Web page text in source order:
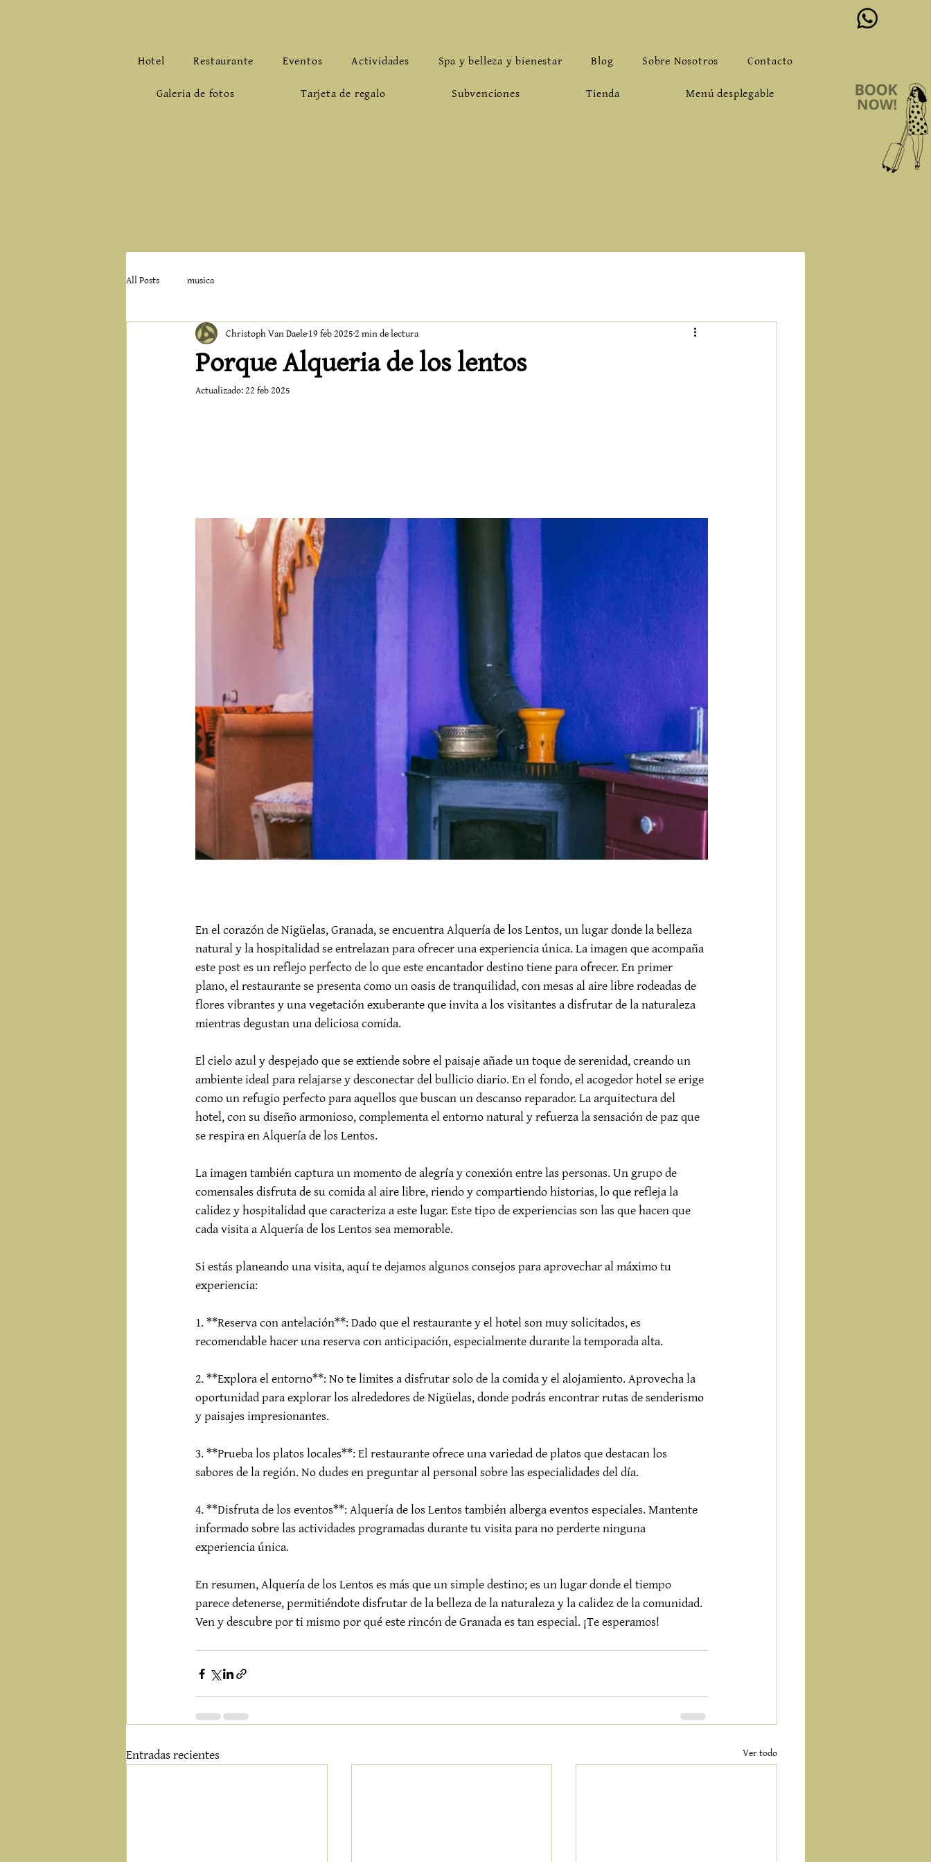
Hotel Restaurante Eventos Actividades Spa y belleza y bienestar Blog Sobre Nosotros Contacto
Galeria de fotos Tarjeta de regalo Subvenciones Tienda Menú desplegable
All Posts musica
Porque Alqueria de los lentos
Christoph Van Daele19 feb 20252 min de lectura
Actualizado:22 feb 2025
En el corazón de Nigüelas, Granada, se encuentra Alquería de los Lentos, un lugar donde la belleza
natural y la hospitalidad se entrelazan para ofrecer una experiencia única. La imagen que acompaña
este post es un reflejo perfecto de lo que este encantador destino tiene para ofrecer. En primer
plano, el restaurante se presenta como un oasis de tranquilidad, con mesas al aire libre rodeadas de
flores vibrantes y una vegetación exuberante que invita a los visitantes a disfrutar de la naturaleza
mientras degustan una deliciosa comida.
El cielo azul y despejado que se extiende sobre el paisaje añade un toque de serenidad, creando un
ambiente ideal para relajarse y desconectar del bullicio diario. En el fondo, el acogedor hotel se erige
como un refugio perfecto para aquellos que buscan un descanso reparador. La arquitectura del
hotel, con su diseño armonioso, complementa el entorno natural y refuerza la sensación de paz que
se respira en Alquería de los Lentos.
La imagen también captura un momento de alegría y conexión entre las personas. Un grupo de
comensales disfruta de su comida al aire libre, riendo y compartiendo historias, lo que refleja la
calidez y hospitalidad que caracteriza a este lugar. Este tipo de experiencias son las que hacen que
cada visita a Alquería de los Lentos sea memorable.
Si estás planeando una visita, aquí te dejamos algunos consejos para aprovechar al máximo tu
experiencia:
1. **Reserva con antelación**: Dado que el restaurante y el hotel son muy solicitados, es
recomendable hacer una reserva con anticipación, especialmente durante la temporada alta.
2. **Explora el entorno**: No te limites a disfrutar solo de la comida y el alojamiento. Aprovecha la
oportunidad para explorar los alrededores de Nigüelas, donde podrás encontrar rutas de senderismo
y paisajes impresionantes.
3. **Prueba los platos locales**: El restaurante ofrece una variedad de platos que destacan los
sabores de la región. No dudes en preguntar al personal sobre las especialidades del día.
4. **Disfruta de los eventos**: Alquería de los Lentos también alberga eventos especiales. Mantente
informado sobre las actividades programadas durante tu visita para no perderte ninguna
experiencia única.
En resumen, Alquería de los Lentos es más que un simple destino; es un lugar donde el tiempo
parece detenerse, permitiéndote disfrutar de la belleza de la naturaleza y la calidez de la comunidad.
Ven y descubre por ti mismo por qué este rincón de Granada es tan especial. ¡Te esperamos!
Entradas recientes Ver todo